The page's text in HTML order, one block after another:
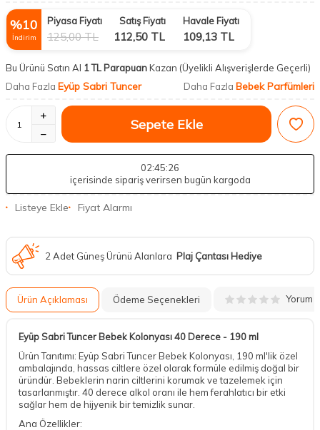
%10
İndirim
Piyasa Fiyatı
125,00TL
Satış Fiyatı
112,50 TL
Havale Fiyatı
109,13 TL
Bu Ürünü Satın Al 1 TL ParapuanKazan (Üyelikli Alışverişlerde Geçerli)
Daha Fazla Eyüp Sabri Tuncer Daha Fazla Bebek Parfümleri
Sepete Ekle
02:45:25
içerisinde sipariş verirsen bugün kargoda
Listeye Ekle Fiyat Alarmı
2 Adet Güneş Ürünü Alanlara Plaj Çantası Hediye
Ürün Açıklaması Ödeme Seçenekleri Yorum
Eyüp Sabri Tuncer Bebek Kolonyası 40 Derece - 190 ml
Ürün Tanıtımı: Eyüp Sabri Tuncer Bebek Kolonyası, 190 ml'lik özel
ambalajında, hassas ciltlere özel olarak formüle edilmiş doğal bir
üründür. Bebeklerin narin ciltlerini korumak ve tazelemek için
tasarlanmıştır. 40 derece alkol oranı ile hem ferahlatıcı bir etki
sağlar hem de hijyenik bir temizlik sunar.
Ana Özellikler: